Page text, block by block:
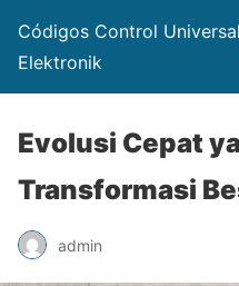
Códigos Control
Elektronik
Evolusi Cepat
Transformasi
admin